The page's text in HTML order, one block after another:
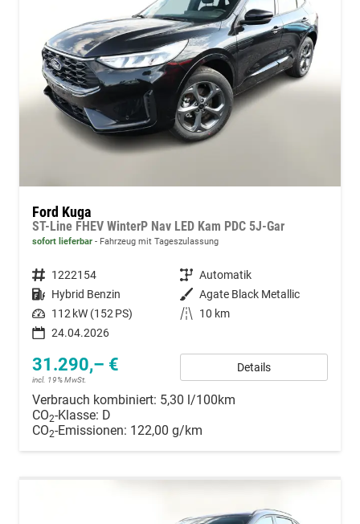
Ford Kuga
ST-Line FHEV WinterP Nav LED Kam PDC 5J-Gar
sofort lieferbar Fahrzeug mit Tageszulassung
Fahrzeugnummer 1222154 Getriebe Automatik
Kraftstoff Hybrid Benzin Außenfarbe Agate Black Metallic
Leistung 112 kW (152 PS) Kilometerstand
10 km
24.04.2026
31.290,– €
incl. 19% MwSt.
Details
Verbrauch kombiniert: 5,30 l/100km
CO2-Klasse: D
CO2-Emissionen: 122,00 g/km